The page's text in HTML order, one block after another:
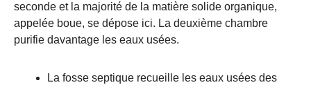
seconde et la majorité de la matière solide organique,
appelée boue, se dépose ici. La deuxième chambre
purifie davantage les eaux usées.
La fosse septique recueille les eaux usées des